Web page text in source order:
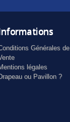
Générales de
légales
ou Pavillon ?